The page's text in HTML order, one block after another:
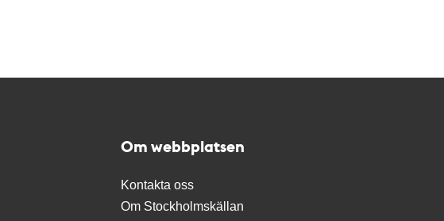
Om webbplatsen
Kontakta oss
Om Stockholmskällan